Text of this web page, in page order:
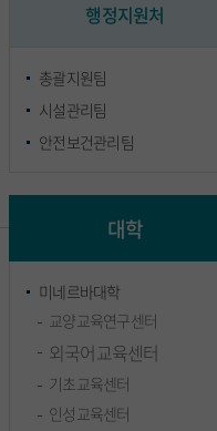
행정지원처
총괄지원팀
시설관리팀
안전보건관리팀
대학
미네르바대학
교양교육연구센터
외국어교육센터
기초교육센터
인성교육센터